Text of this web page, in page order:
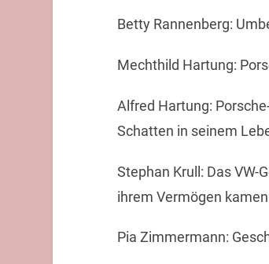
Betty Rannenberg:
Mechthild Hartung:
Alfred Hartung:
Schatten in seinem
Stephan Krull: Das VW-
ihrem Vermögen kamen
Pia Zimmermann: